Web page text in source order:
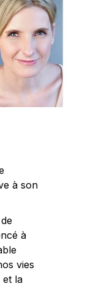
à son
à
vies
et la